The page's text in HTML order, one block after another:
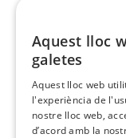
Aquest lloc
galetes
Aquest lloc web
l'experiència de
nostre lloc web,
d’acord amb la